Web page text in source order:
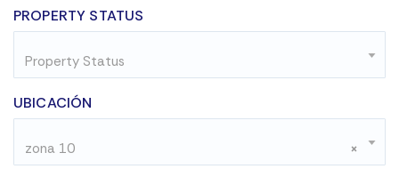
PROPERTY STATUS
Property Status
UBICACIÓN
×
zona 10